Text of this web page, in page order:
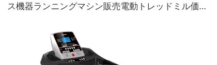
ス機器ランニングマシン販売電動トレッドミル価格